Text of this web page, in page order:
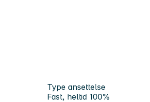
Type ansettelse
Fast, heltid 100%